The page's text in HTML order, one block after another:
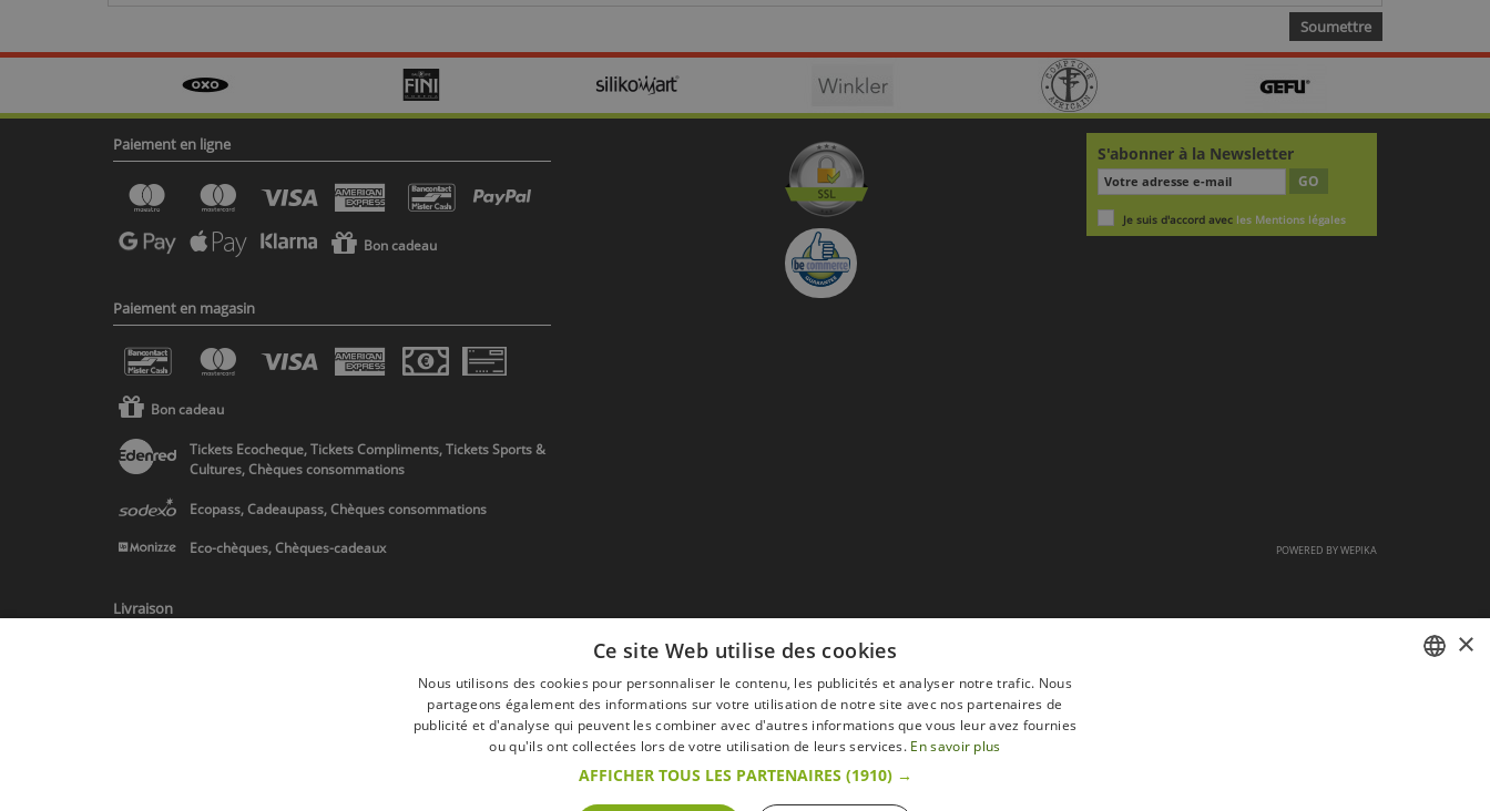
Paiement en ligne
Bon cadeau
Paiement en magasin
Bon cadeau
Tickets Ecocheque, Tickets Compliments, Tickets Sports &
Cultures, Chèques consommations
Ecopass, Cadeaupass, Chèques consommations
Eco-chèques, Chèques-cadeaux
Livraison
* Livraison en Belgique/France/Pays-Bas et partout en Europe sur devis
S'abonner à la Newsletter
GO
Je suis d'accord avec les Mentions légales
POWERED BYWEPIKA
×
Ce site Web utilise des cookies
Nous utilisons des cookies pour personnaliser le contenu, les publicités et analyser notre trafic. Nous
partageons également des informations sur votre utilisation de notre site avec nos partenaires de
publicité et d'analyse qui peuvent les combiner avec d'autres informations que vous leur avez fournies
ou qu'ils ont collectées lors de votre utilisation de leurs services. En savoir plus
AFFICHER TOUS LES PARTENAIRES (1910) →